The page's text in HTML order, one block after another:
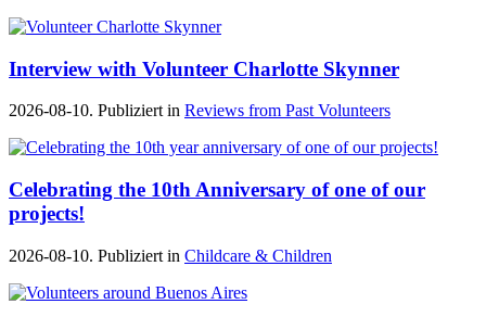
Interview with Volunteer Charlotte Skynner
2026-08-10. Publiziert in Reviews from Past Volunteers
Celebrating the 10th Anniversary of one of our
projects!
2026-08-10. Publiziert in Childcare & Children